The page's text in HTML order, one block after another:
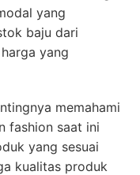
yang
baju dari
yang
memahami
fashion saat ini
yang sesuai
kualitas produk